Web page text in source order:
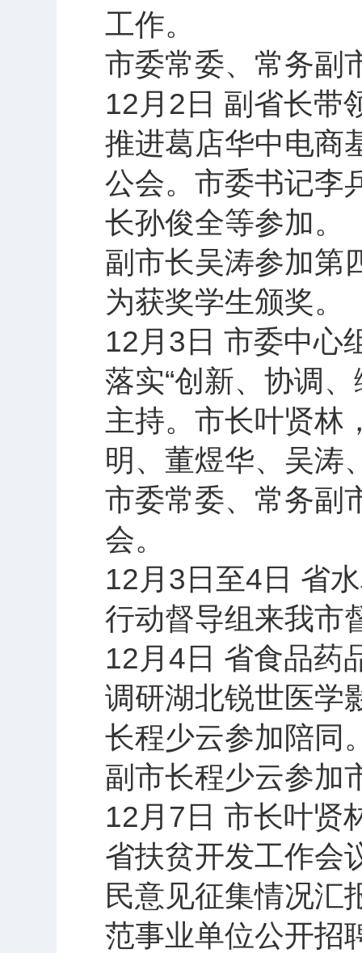
工作。
市委常委、常务副
12月2日 副省长带
推进葛店华中电商
公会。市委书记李
长孙俊全等参加。
副市长吴涛参加第
为获奖学生颁奖。
12月3日 市委中心
落实“创新、协调
主持。市长叶贤林
明、董煜华、吴涛
市委常委、常务副
会。
12月3日至4日 省
行动督导组来我市
12月4日 省食品药
调研湖北锐世医学
长程少云参加陪同
副市长程少云参加
12月7日 市长叶贤
省扶贫开发工作会
民意见征集情况汇
范事业单位公开招